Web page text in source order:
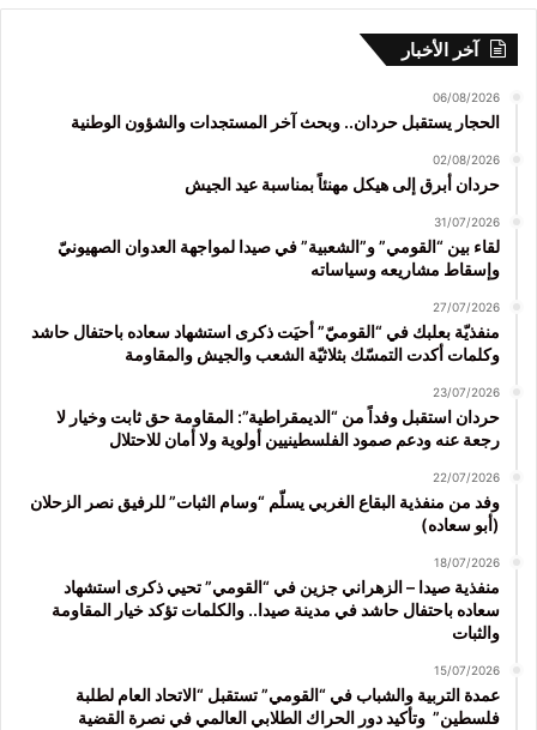
آخر الأخبار
06/08/2026
الحجار يستقبل حردان.. وبحث آخر المستجدات والشؤون الوطنية
02/08/2026
حردان أبرق إلى هيكل مهنئاً بمناسبة عيد الجيش
31/07/2026
لقاء بين “القومي” و”الشعبية” في صيدا لمواجهة العدوان الصهيونيّ
وإسقاط مشاريعه وسياساته
27/07/2026
منفذيّة بعلبك في “القوميّ” أحيَت ذكرى استشهاد سعاده باحتفال حاشد
وكلمات أكدت التمسّك بثلاثيّة الشعب والجيش والمقاومة
23/07/2026
حردان استقبل وفداً من “الديمقراطية”: المقاومة حق ثابت وخيار لا
رجعة عنه ودعم صمود الفلسطينيين أولوية ولا أمان للاحتلال
22/07/2026
وفد من منفذية البقاع الغربي يسلّم “وسام الثبات” للرفيق نصر الزحلان
(أبو سعاده)
18/07/2026
منفذية صيدا – الزهراني جزين في “القومي” تحيي ذكرى استشهاد
سعاده باحتفال حاشد في مدينة صيدا.. والكلمات تؤكد خيار المقاومة
والثبات
15/07/2026
عمدة التربية والشباب في “القومي” تستقبل “الاتحاد العام لطلبة
فلسطين” وتأكيد دور الحراك الطلابي العالمي في نصرة القضية